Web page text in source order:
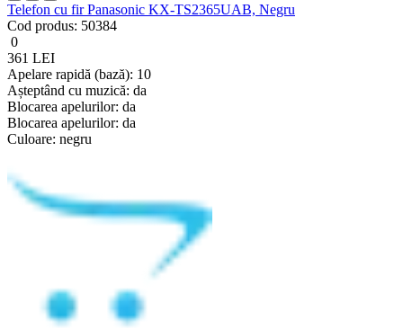
Telefon cu fir Panasonic KX-TS2365UAB, Negru
Cod produs: 50384
0
361 LEI
Apelare rapidă (bază): 10
Așteptând cu muzică: da
Blocarea apelurilor: da
Blocarea apelurilor: da
Culoare: negru